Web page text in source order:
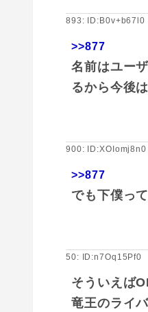
893: ID:B0v+b67l0
>>877
名前はユー
るから今後
900: ID:XOIomj8n0
>>877
でも下僕っ
50: ID:n7Oq15Pf0
そういえば
竜王のライ